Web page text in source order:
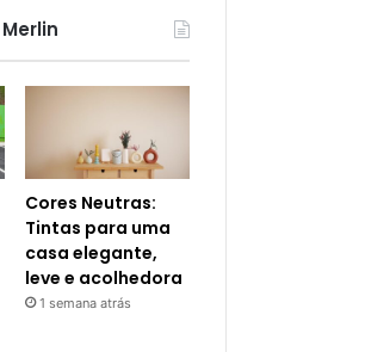
Cores Neutras:
Tintas para uma
casa elegante,
leve e acolhedora
1 semana atrás